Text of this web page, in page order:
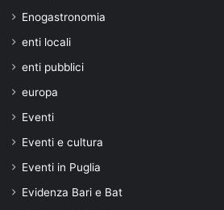
Enogastronomia
enti locali
enti pubblici
europa
Eventi
Eventi e cultura
Eventi in Puglia
Evidenza Bari e Bat